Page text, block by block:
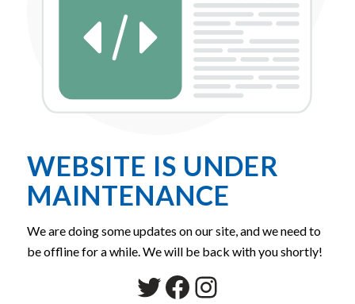
WEBSITE IS UNDER
MAINTENANCE
We are doing some updates on our site, and we need to
be offline for a while. We will be back with you shortly!